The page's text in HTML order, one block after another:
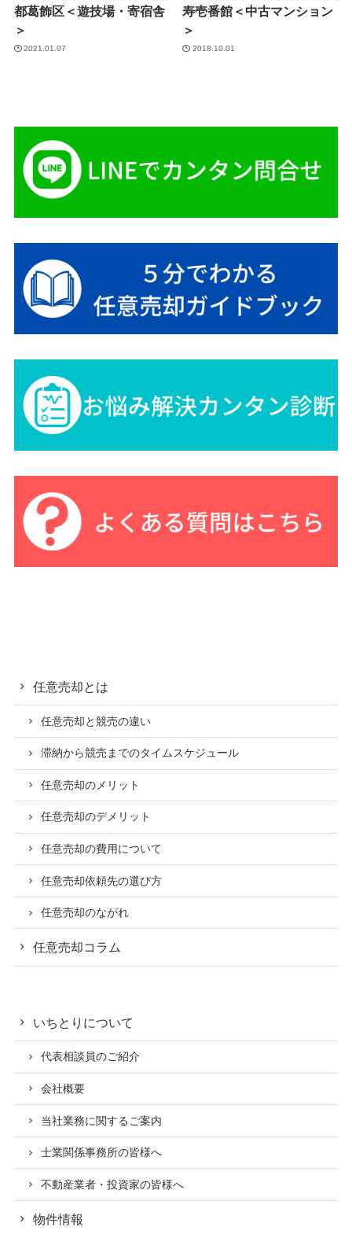
都葛飾区＜遊技場・寄宿舎
＞
2021.01.07
寿壱番館＜中古マンション
＞
2018.10.01
任意売却とは
任意売却と競売の違い
滞納から競売までのタイムスケジュール
任意売却のメリット
任意売却のデメリット
任意売却の費用について
任意売却依頼先の選び方
任意売却のながれ
任意売却コラム
いちとりについて
代表相談員のご紹介
会社概要
当社業務に関するご案内
士業関係事務所の皆様へ
不動産業者・投資家の皆様へ
物件情報